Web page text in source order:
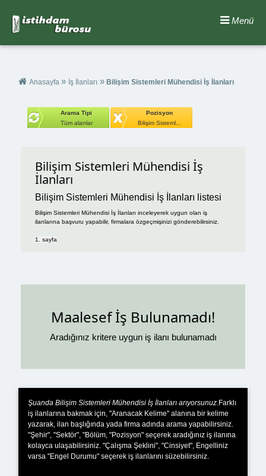
Menü
Anasayfa » İş İlanları » Bilişim Sistemleri Mühendisi İş İlanları
Arama Tipi
Tüm alanlar
Pozisyon
Bilişim Sisteml...
Bilişim Sistemleri Mühendisi İş
İlanları
Bilişim Sistemleri Mühendisi İş İlanları listesi
Bilişim Sistemleri Mühendisi İş İlanları inceleyerek uygun olan iş
ilanlarına başvuru yapabilir, firmalara özgeçmişinizi gönderebilirsiniz.
1. sayfa
Maalesef İş Bulunamadı!
Aradığınız kritere uygun iş ilanı bulunamadı
Şuanda Bilişim Sistemleri Mühendisi İş İlanları arıyorsunuz. Farklı
iş ilanlarına bakmak için, "Aranacak Kelime" alanına bir kelime
yazarak, ilan başlığında yada firma adında arama yapabilirsiniz.
"Şehir", "Sektör", "Bölüm, "Pozisyon" seçerek aradığınız iş ilanına
kolayca ulaşabilirsiniz. "Çalışma Şeklini", "Cinsiyet", Engelliniz
varsa "Engel Durumu" seçerek iş ilanlarını süzebilirsiniz.